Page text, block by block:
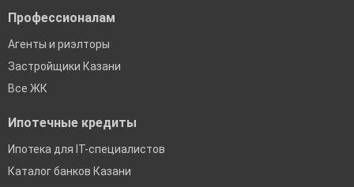
Профессионалам
Агенты и риэлторы
Застройщики Казани
Все ЖК
Ипотечные кредиты
Ипотека для IT-специалистов
Каталог банков Казани